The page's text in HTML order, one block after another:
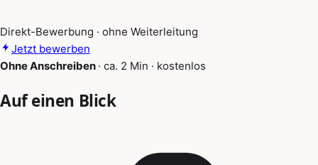
Direkt-Bewerbung · ohne Weiterleitung
Jetzt bewerben
Ohne Anschreiben · ca. 2 Min · kostenlos
Auf einen Blick